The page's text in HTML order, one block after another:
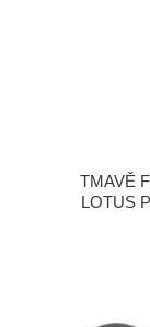
TMAVĚ
LOTUS